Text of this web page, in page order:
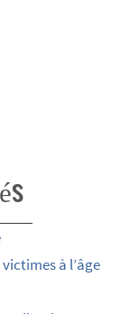
à l’âge